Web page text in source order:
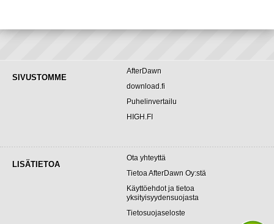
SIVUSTOMME
AfterDawn
download.fi
Puhelinvertailu
HIGH.FI
LISÄTIETOA
Ota yhteyttä
Tietoa AfterDawn Oy:stä
Käyttöehdot ja tietoa
yksityisyydensuojasta
Tietosuojaseloste